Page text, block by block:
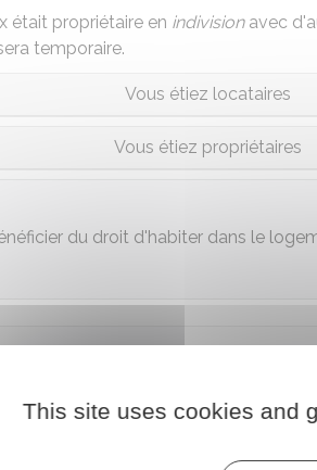
était propriétaire en indivisionavec
temporaire.
Vous étiez locataires
Vous étiez propriétaires
du droit d'habiter dans le
This site uses cookies and